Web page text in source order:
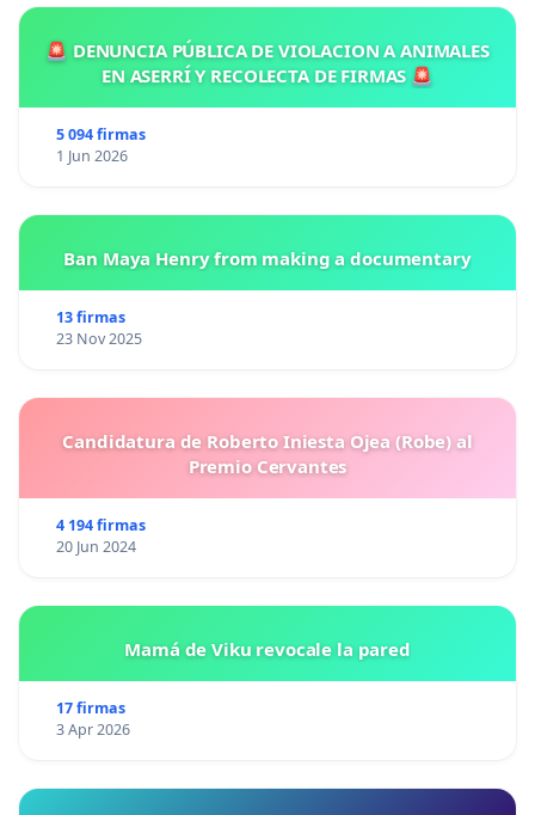
🚨 DENUNCIA PÚBLICA DE VIOLACION A ANIMALES
EN ASERRÍ Y RECOLECTA DE FIRMAS 🚨
5 094 firmas
1 Jun 2026
Ban Maya Henry from making a documentary
13 firmas
23 Nov 2025
Candidatura de Roberto Iniesta Ojea (Robe) al
Premio Cervantes
4 194 firmas
20 Jun 2024
Mamá de Viku revocale la pared
17 firmas
3 Apr 2026